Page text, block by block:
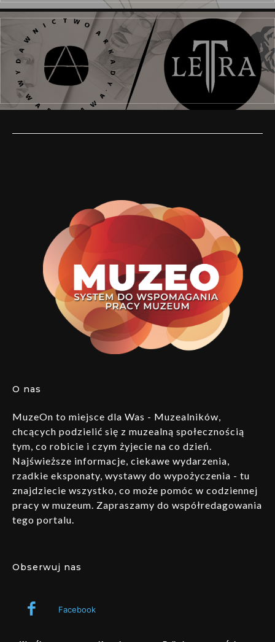
O nas
MuzeOn to miejsce dla Was - Muzealników,
chcących podzielić się z muzealną społecznością
tym, co robicie i czym żyjecie na co dzień.
Najświeższe informacje, ciekawe wydarzenia,
rzadkie eksponaty, wystawy do wypożyczenia - tu
znajdziecie wszystko, co może pomóc w codziennej
pracy w muzeum. Zapraszamy do współredagowania
tego portalu.
Obserwuj nas
Facebook